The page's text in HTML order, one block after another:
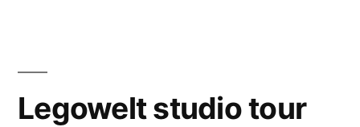
Legowelt studio tour